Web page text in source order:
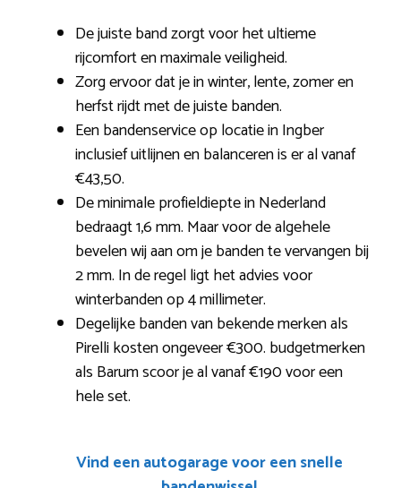
De juiste band zorgt voor het ultieme
rijcomfort en maximale veiligheid.
Zorg ervoor dat je in winter, lente, zomer en
herfst rijdt met de juiste banden.
Een bandenservice op locatie in Ingber
inclusief uitlijnen en balanceren is er al vanaf
€43,50.
De minimale profieldiepte in Nederland
bedraagt 1,6 mm. Maar voor de algehele
bevelen wij aan om je banden te vervangen bij
2 mm. In de regel ligt het advies voor
winterbanden op 4 millimeter.
Degelijke banden van bekende merken als
Pirelli kosten ongeveer €300. budgetmerken
als Barum scoor je al vanaf €190 voor een
hele set.
Vind een autogarage voor een snelle